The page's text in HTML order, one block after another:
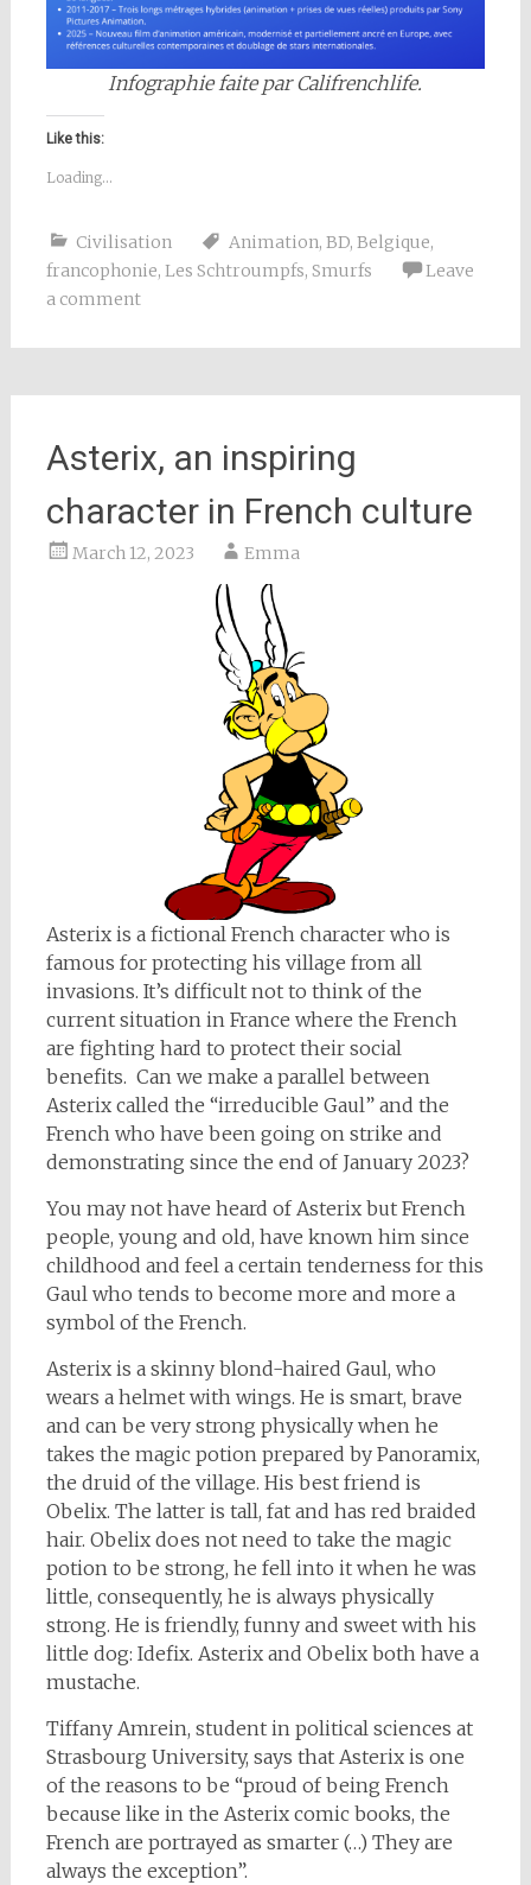
Infographie faite par Califrenchlife.
Like this:
Loading...
Civilisation Animation, BD, Belgique,
francophonie, Les Schtroumpfs, Smurfs
Leave
a comment
Asterix, an inspiring
character in French culture
March 12, 2023 Emma
Asterix is a fictional French character who is
famous for protecting his village from all
invasions. It’s difficult not to think of the
current situation in France where the French
are fighting hard to protect their social
benefits. Can we make a parallel between
Asterix called the “irreducible Gaul” and the
French who have been going on strike and
demonstrating since the end of January 2023?
You may not have heard of Asterix but French
people, young and old, have known him since
childhood and feel a certain tenderness for this
Gaul who tends to become more and more a
symbol of the French.
Asterix is a skinny blond-haired Gaul, who
wears a helmet with wings. He is smart, brave
and can be very strong physically when he
takes the magic potion prepared by Panoramix,
the druid of the village. His best friend is
Obelix. The latter is tall, fat and has red braided
hair. Obelix does not need to take the magic
potion to be strong, he fell into it when he was
little, consequently, he is always physically
strong. He is friendly, funny and sweet with his
little dog: Idefix. Asterix and Obelix both have a
mustache.
Tiffany Amrein, student in political sciences at
Strasbourg University, says that Asterix is one
of the reasons to be “proud of being French
because like in the Asterix comic books, the
French are portrayed as smarter (…) They are
always the exception”.